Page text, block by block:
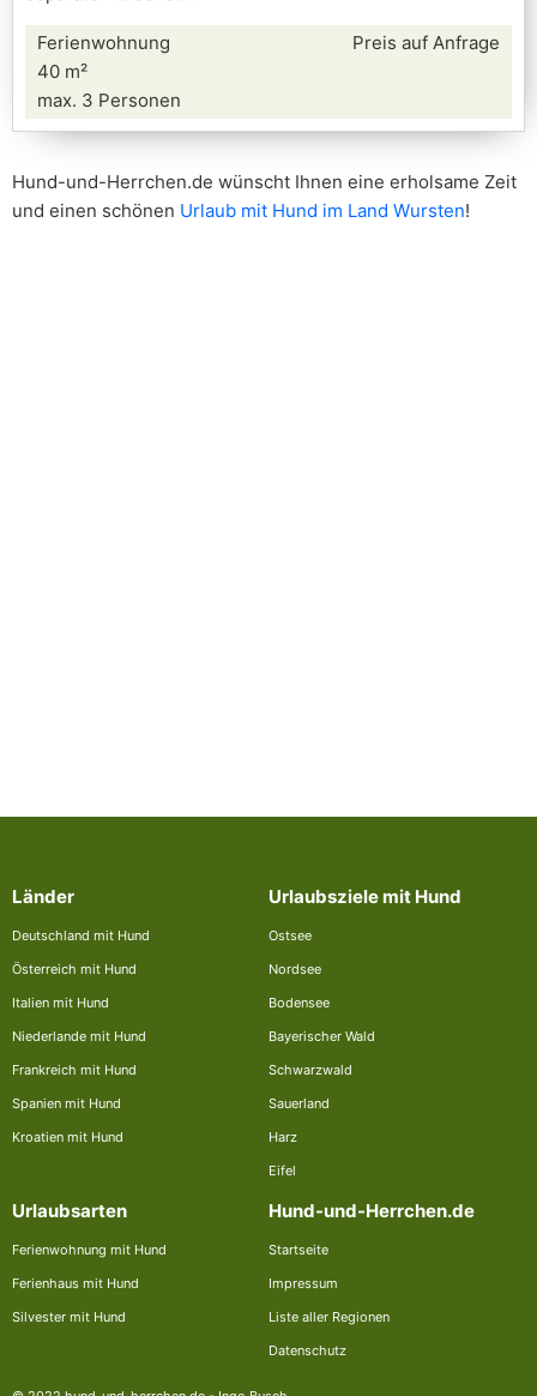
Ferienwohnung
40 m²
max. 3 Personen
Preis auf Anfrage
Hund-und-Herrchen.de wünscht Ihnen eine erholsame Zeit
und einen schönen Urlaub mit Hund im Land Wursten!
Länder
Deutschland mit Hund
Österreich mit Hund
Italien mit Hund
Niederlande mit Hund
Frankreich mit Hund
Spanien mit Hund
Kroatien mit Hund
Urlaubsziele mit Hund
Ostsee
Nordsee
Bodensee
Bayerischer Wald
Schwarzwald
Sauerland
Harz
Eifel
Urlaubsarten
Ferienwohnung mit Hund
Ferienhaus mit Hund
Silvester mit Hund
Hund-und-Herrchen.de
Startseite
Impressum
Liste aller Regionen
Datenschutz